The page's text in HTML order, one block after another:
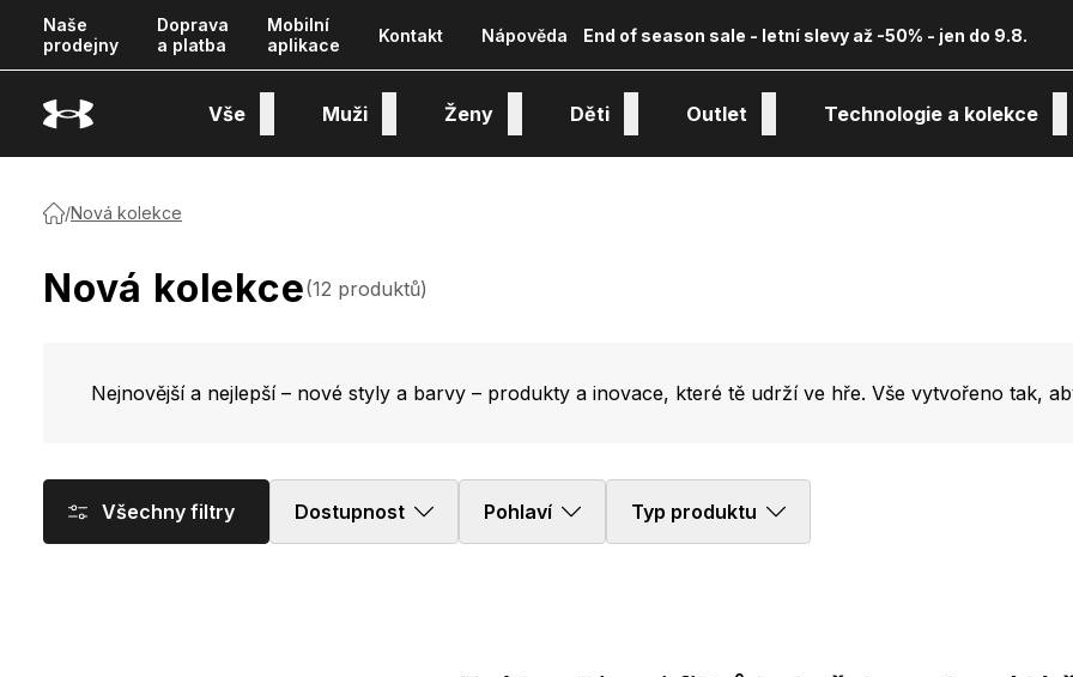
Naše
prodejny
Doprava
a platba
Mobilní
aplikace
Kontakt Nápověda End of season sale - letní slevy až -50% - jen do 9.8.
Vše Muži Ženy Děti Outlet Technologie a kolekce
/Nová kolekce
Nová kolekce(12 produktů)
Nejnovější a nejlepší – nové styly a barvy – produkty a inovace, které tě udrží ve hře. Vše vytvořeno tak,
Všechny filtry Dostupnost Pohlaví Typ produktu